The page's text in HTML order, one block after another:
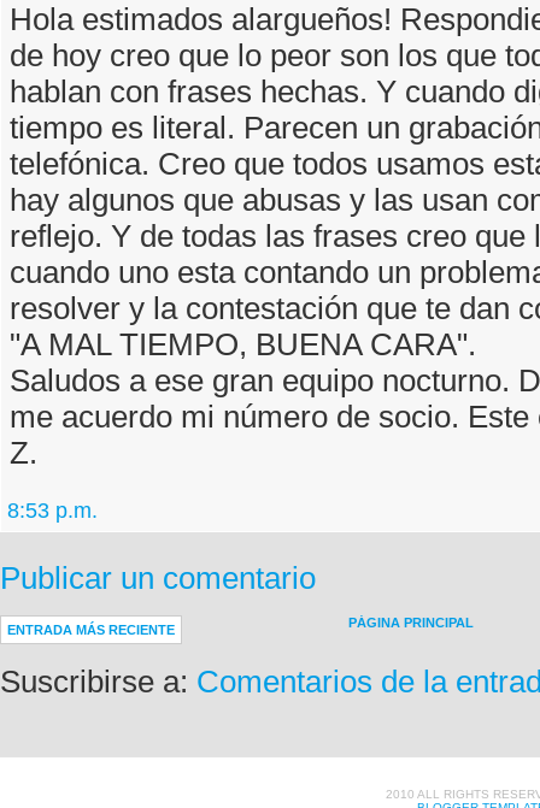
Hola estimados alargueños!
de hoy creo que lo peor son los que
hablan con frases hechas. Y cuando
tiempo es literal. Parecen un
telefónica. Creo que todos usamos
hay algunos que abusas y las usan
reflejo. Y de todas las frases creo que
cuando uno esta contando un
resolver y la contestación que te dan
"A MAL TIEMPO, BUENA CARA".
Saludos a ese gran equipo nocturno.
me acuerdo mi número de socio. Este
Z.
8:53 p.m.
Publicar un comentario
ENTRADA MÁS RECIENTE PÁGINA PRINCIPAL
Suscribirse a: Comentarios de la
2010 ALL RIGHTS